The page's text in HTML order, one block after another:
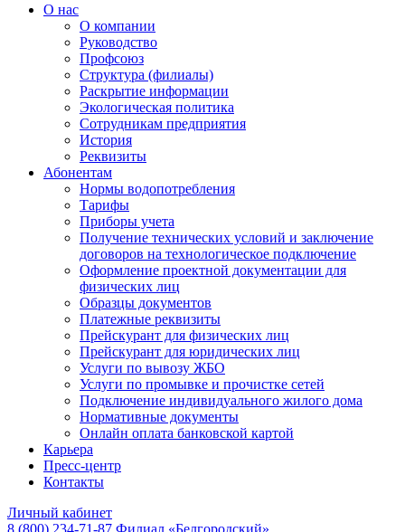
О нас
О компании
Руководство
Профсоюз
Структура (филиалы)
Раскрытие информации
Экологическая политика
Сотрудникам предприятия
История
Реквизиты
Абонентам
Нормы водопотребления
Тарифы
Приборы учета
Получение технических условий и заключение
договоров на технологическое подключение
Оформление проектной документации для
физических лиц
Образцы документов
Платежные реквизиты
Прейскурант для физических лиц
Прейскурант для юридических лиц
Услуги по вывозу ЖБО
Услуги по промывке и прочистке сетей
Подключение индивидуального жилого дома
Нормативные документы
Онлайн оплата банковской картой
Карьера
Пресс-центр
Контакты
Личный кабинет
8 (800) 234-71-87 Филиал «Белгородский»